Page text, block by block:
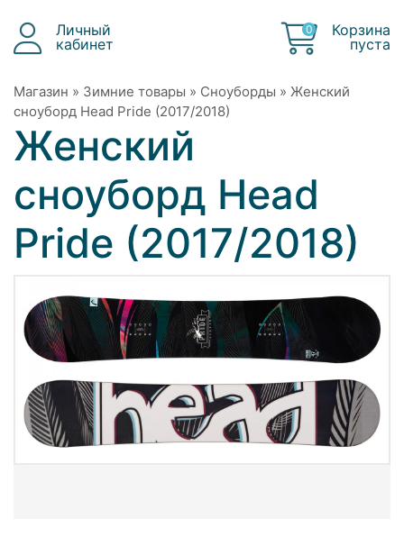
Личный
кабинет
0
Корзина
пуста
Магазин » Зимние товары » Сноуборды » Женский
сноуборд Head Pride (2017/2018)
Женский
сноуборд Head
Pride (2017/2018)